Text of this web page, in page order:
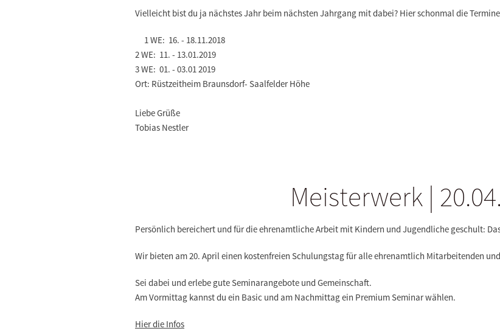
Vielleicht bist du ja nächstes Jahr beim nächsten Jahrgang mit dabei? Hier schonmal die
1 WE: 16. - 18.11.2018
2 WE: 11. - 13.01.2019
3 WE: 01. - 03.01 2019
Ort: Rüstzeitheim Braunsdorf- Saalfelder Höhe
Liebe Grüße
Tobias Nestler
Meisterwerk |
Persönlich bereichert und für die ehrenamtliche Arbeit mit Kindern und Jugendliche geschult: Das
Wir bieten am20. April einen kostenfreien Schulungstagfür alle ehrenamtlich Mitarbeitenden
Sei dabei und erlebe gute Seminarangebote und Gemeinschaft.
Am Vormittag kannst du ein Basic und am Nachmittag ein Premium Seminar wählen.
Hier die Infos